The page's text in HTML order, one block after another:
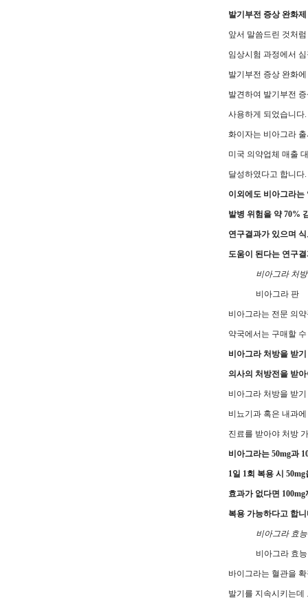
발기부전 증상 완화제
앞서 말씀드린 것처
임상시험 과정에서
발기부전 증상 완화
발견하여 발기부전
사용하게 되었습니다.
화이자는 비아그라
미국 의약업체 매출
달성하였다고 합니다.
이외에도 비아그라는
발병 위험을 약 70%
연구결과가 있으며
도움이 된다는 연구
비아그라 처방
비아그라 판
비아그라는 전문 의
약국에서는 구매할
비아그라 처방을 받
의사의 처방전을 받
비아그라 처방을 받
비뇨기과 혹은 내과
진료를 받아야 처방
비아그라는 50mg과
1일 1회 복용 시
효과가 없다면 100mg
복용 가능하다고 합니
비아그라 효능
비아그라 효능
바이그라는 혈관을
발기를 지속시키는데